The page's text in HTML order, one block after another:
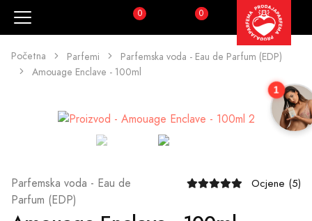
0 Korpa
0
Početna Parfemi
Parfemska voda - Eau de Parfum (EDP)
Amouage Enclave - 100ml
Parfemska voda - Eau de
Parfum (EDP)
Ocjene (5)
1